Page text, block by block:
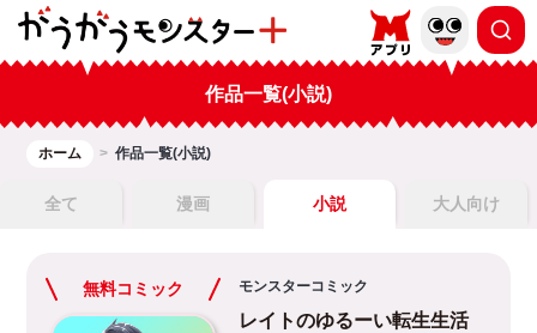
作品一覧(小説)
ホーム 作品一覧(小説)
全て 漫画 小説 大人向け
無料コミック モンスターコミック
レイトのゆるーい転生生活